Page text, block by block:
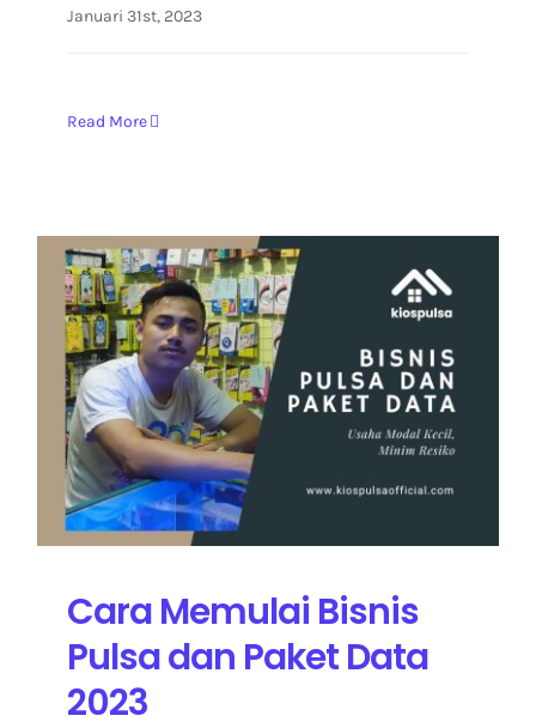
Januari 31st, 2023
Read More
Cara Memulai Bisnis
Pulsa dan Paket Data
2023